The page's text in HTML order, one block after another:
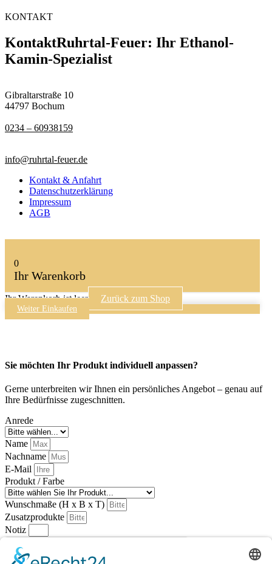
KONTAKT
KontaktRuhrtal-Feuer: Ihr Ethanol-
Kamin-Spezialist
Gibraltarstraße 10
44797 Bochum
0234 – 60938159
info@ruhrtal-feuer.de
Kontakt & Anfahrt
Datenschutzerklärung
Impressum
AGB
0
Ihr Warenkorb
Ihr Warenkorb ist leer Zurück zum Shop
Weiter Einkaufen
Sie möchten Ihr Produkt individuell anpassen?
Gerne unterbreiten wir Ihnen ein persönliches Angebot – genau auf
Ihre Bedürfnisse zugeschnitten.
Anrede
Name
Nachname
E-Mail
Produkt / Farbe
Wunschmaße (H x B x T)
Zusatzprodukte
Notiz